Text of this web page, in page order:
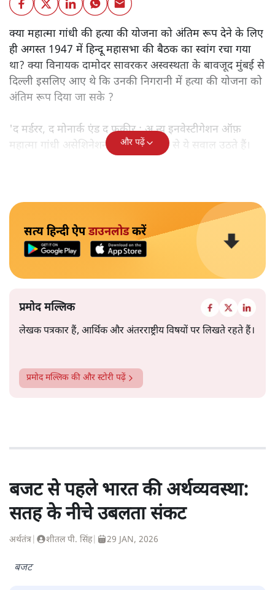
क्या महात्मा गांधी की हत्या की योजना को अंतिम रूप देने के लिए
ही अगस्त 1947 में हिन्दू महासभा की बैठक का स्वांग रचा गया
था? क्या विनायक दामोदर सावरकर अस्वस्थता के बावजूद मुंबई से
दिल्ली इसलिए आए थे कि उनकी निगरानी में हत्या की योजना को
अंतिम रूप दिया जा सके ?
'द मर्डरर, द मोनार्क एंड द फ़कीर : अ न्यू इनवेस्टीगेशन ऑफ़
महात्मा गांधी असेशिनेशन' नामक किताब से ये सवाल उठते हैं।
और पढ़ें
सत्य हिन्दी ऐपडाउनलोडकरें
प्रमोद मल्लिक
लेखक पत्रकार हैं, आर्थिक और अंतरराष्ट्रीय विषयों पर लिखते रहते हैं।
प्रमोद मल्लिक की और स्टोरी पढ़ें
बजट से पहले भारत की अर्थव्यवस्था:
सतह के नीचे उबलता संकट
अर्थतंत्र शीतल पी. सिंह| 29 JAN, 2026